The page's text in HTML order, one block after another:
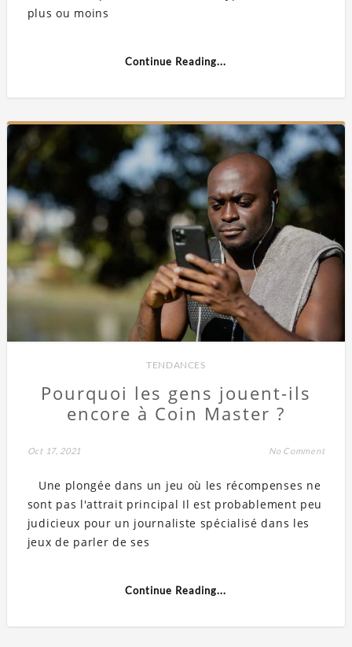
plus ou moins
Continue Reading...
TENDANCES
Pourquoi les gens jouent-ils
encore à Coin Master ?
Oct 17, 2021 No Comment
Une plongée dans un jeu où les récompenses ne
sont pas l'attrait principal Il est probablement peu
judicieux pour un journaliste spécialisé dans les
jeux de parler de ses
Continue Reading...